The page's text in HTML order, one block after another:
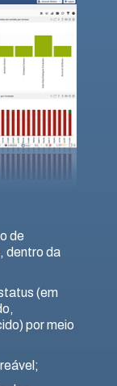
de
dentro da
(em
por meio